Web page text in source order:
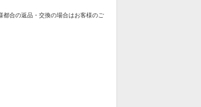
都合の返品・交換の場合はお客様のご